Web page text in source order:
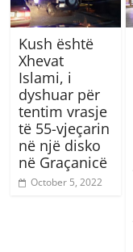
Kush është
Xhevat
Islami, i
dyshuar për
tentim vrasje
të 55-vjeçarin
në një disko
në Graçanicë
October 5, 2022